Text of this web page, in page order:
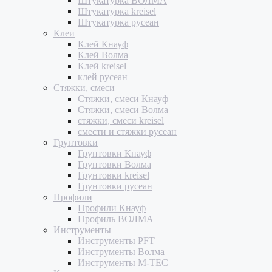
Штукатурка kreisel
Штукатурка русеан
Клеи
Клей Кнауф
Клей Волма
Клей kreisel
клей русеан
Стяжки, смеси
Стяжки, смеси Кнауф
Стяжки, смеси Волма
стяжки, смеси kreisel
смести и стяжки русеан
Грунтовки
Грунтовки Кнауф
Грунтовки Волма
Грунтовки kreisel
Грунтовки русеан
Профили
Профили Кнауф
Профиль ВОЛМА
Инструменты
Инструменты PFT
Инструменты Волма
Инструменты M-TEC